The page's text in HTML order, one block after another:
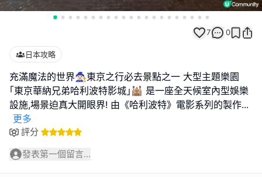
7 0
日本攻略
充滿魔法的世界🧙🏻東京之行必去景點之一 大型主題樂園
｢東京華納兄弟哈利波特影城｣🕍 是一座全天候室內型娛樂
設施,場景迫真大開眼界! 由《哈利波特》電影系列的製作...
更多
評分
發表第一個留言...